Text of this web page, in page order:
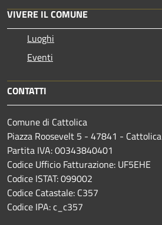
VIVERE IL COMUNE
Luoghi
Eventi
CONTATTI
Comune di Cattolica
Piazza Roosevelt 5 - 47841 - Cattolica
Partita IVA: 00343840401
Codice Ufficio Fatturazione: UF5EHE
Codice ISTAT: 099002
Codice Catastale: C357
Codice IPA: c_c357